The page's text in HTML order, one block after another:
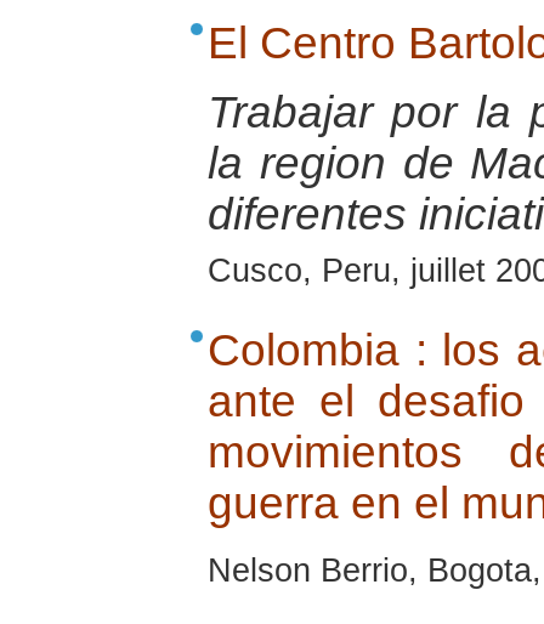
El Centro
Trabajar por la
la region de
diferentes
Cusco, Peru, juillet
Colombia : los
ante el
movimientos
guerra en el
Nelson Berrio,